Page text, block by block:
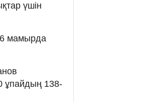
үшін
мамырда
ұпайдың 138-